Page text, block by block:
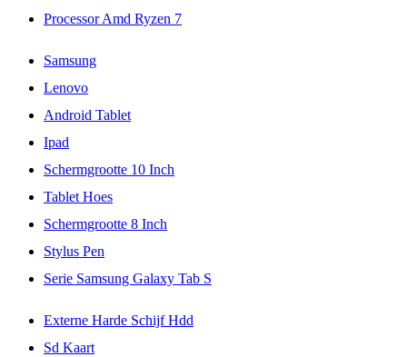
Processor Amd Ryzen 7
Samsung
Lenovo
Android Tablet
Ipad
Schermgrootte 10 Inch
Tablet Hoes
Schermgrootte 8 Inch
Stylus Pen
Serie Samsung Galaxy Tab S
Externe Harde Schijf Hdd
Sd Kaart